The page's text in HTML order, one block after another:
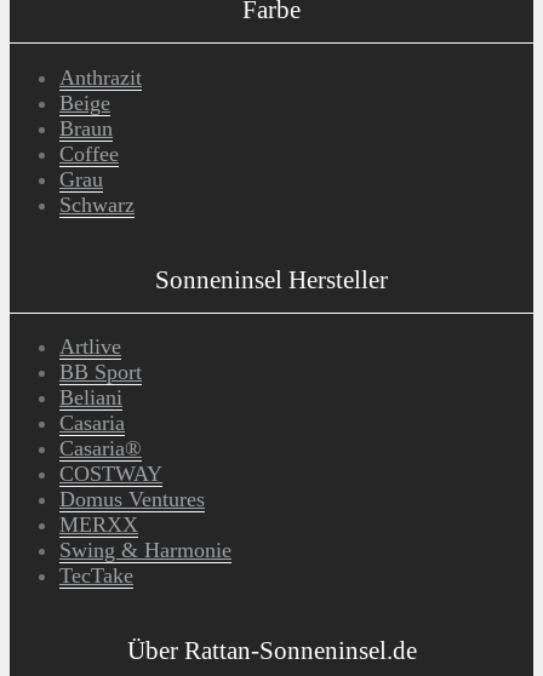
Farbe
Anthrazit
Beige
Braun
Coffee
Grau
Schwarz
Sonneninsel Hersteller
Artlive
BB Sport
Beliani
Casaria
Casaria®
COSTWAY
Domus Ventures
MERXX
Swing & Harmonie
TecTake
Über Rattan-Sonneninsel.de